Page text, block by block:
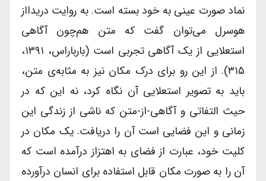
نماد صورت عینی به خود بسته است. به روایت دریدااز
هوسرل می‌توان گفت که متن هم‌چون آگاهی
استعلایی از یک آگاهی تجربی است (بارباراس، ۱۳۹۱،
۳۱۵). از این رو برای درک مکان نیز به مثابه‌ی متن،
باید به تصویر استعلایی آن نگاه کرد، نه این که در
حیث التفاتی و آگاهی-از-متن که ناشی از زندگی این
زمانی و این فضایی است آن را دریافت. یک مکان در
کلیت خود، عبارت از فضای به اهتزاز درآمده است که
آن را به صورت مکان قابل استفاده برای انسان درآورده